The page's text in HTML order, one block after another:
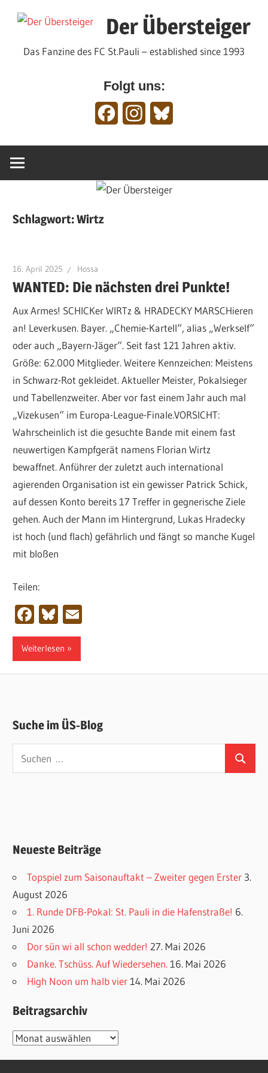
Inhalt
Der Übersteiger
Das Fanzine des FC St.Pauli – established since 1993
Folgt uns:
FacebookInstagram
Schlagwort:Wirtz
16. April 2025 Hossa
WANTED: Die nächsten drei Punkte!
Aux Armes! SCHICKer WIRTz & HRADECKY MARSCHieren
an! Leverkusen. Bayer. „Chemie-Kartell“, alias „Werkself“
oder auch „Bayern-Jäger“. Seit fast 121 Jahren aktiv.
Größe: 62.000 Mitglieder. Weitere Kennzeichen: Meistens
in Schwarz-Rot gekleidet. Aktueller Meister, Pokalsieger
und Tabellenzweiter. Aber vor fast einem Jahr auch mal
„Vizekusen“ im Europa-League-Finale.VORSICHT:
Wahrscheinlich ist die gesuchte Bande mit einem fast
neuwertigen Kampfgerät namens Florian Wirtz
bewaffnet. Anführer der zuletzt auch international
agierenden Organisation ist ein gewisser Patrick Schick,
auf dessen Konto bereits 17 Treffer in gegnerische Ziele
gehen. Auch der Mann im Hintergrund, Lukas Hradecky
ist hoch (und flach) gefährlich und fängt so manche Kugel
mit bloßen
Teilen:
Facebook
Bluesky
Weiterlesen
Suche im ÜS-Blog
Suchen
nach:
Suchen
Neueste Beiträge
Topspiel zum Saisonauftakt – Zweiter gegen Erster 3.
August 2026
1. Runde DFB-Pokal: St. Pauli in die Hafenstraße! 6.
Juni 2026
Dor sün wi all schon wedder! 27. Mai 2026
Danke. Tschüss. Auf Wiedersehen. 16. Mai 2026
High Noon um halb vier 14. Mai 2026
Beitragsarchiv
Beitragsarchiv